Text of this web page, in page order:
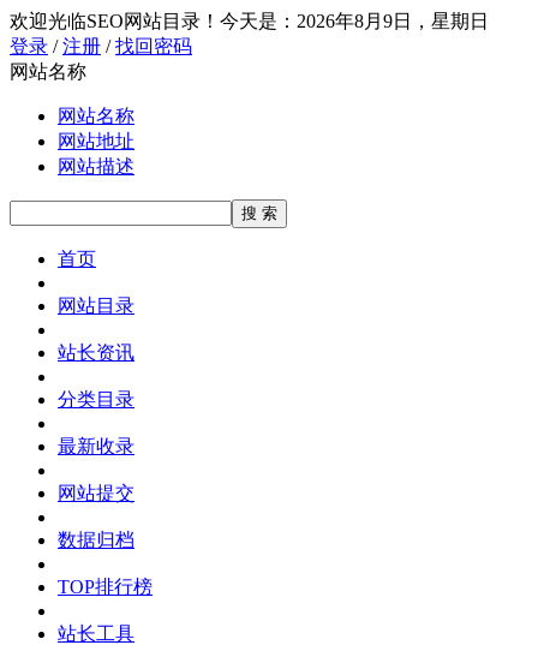
欢迎光临SEO网站目录！ 今天是：2026年8月9日，星期日
登录 /注册 /找回密码
网站名称
网站名称
网站地址
网站描述
首页
网站目录
站长资讯
分类目录
最新收录
网站提交
数据归档
TOP排行榜
站长工具